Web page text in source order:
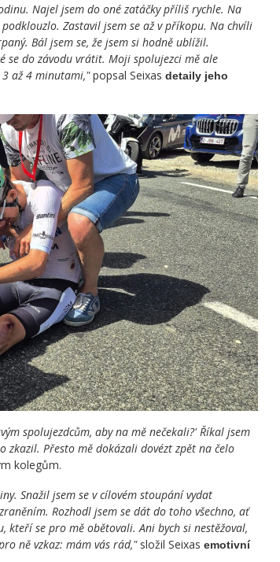
Najel jsem do oné zatáčky příliš rychle. Na
Zastavil jsem se až v příkopu. Na chvíli
Bál jsem se, že jsem si hodně ublížil.
se do závodu vrátit. Moji spolujezci mě ale
až 4 minutami,"popsal Seixas detaily jeho
spolujezdcům, aby na mě nečekali?' Říkal jsem
zkazil. Přesto mě dokázali dovézt zpět na čelo
kolegům.
Snažil jsem se v cílovém stoupání vydat
Rozhodl jsem se dát do toho všechno, ať
se pro mě obětovali. Ani bych si nestěžoval,
ně vzkaz: mám vás rád," složil Seixas emotivní